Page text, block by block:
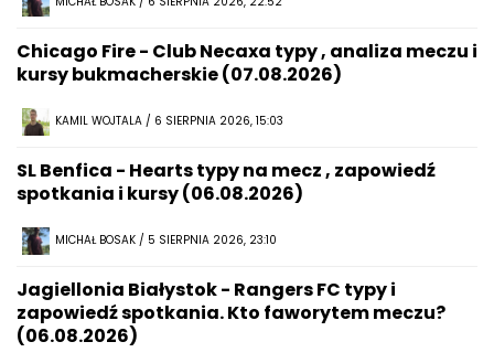
Chicago Fire - Club Necaxa typy , analiza meczu i
kursy bukmacherskie (07.08.2026)
KAMIL WOJTALA / 6 SIERPNIA 2026, 15:03
SL Benfica - Hearts typy na mecz , zapowiedź
spotkania i kursy (06.08.2026)
MICHAŁ BOSAK / 5 SIERPNIA 2026, 23:10
Jagiellonia Białystok - Rangers FC typy i
zapowiedź spotkania. Kto faworytem meczu?
(06.08.2026)